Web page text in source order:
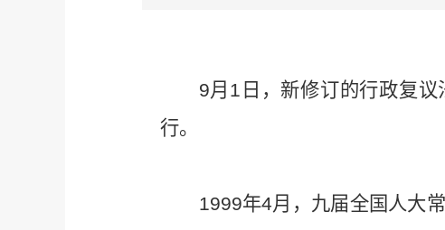
9月1日，新修订的行政复
行。
1999年4月，九届全国人大